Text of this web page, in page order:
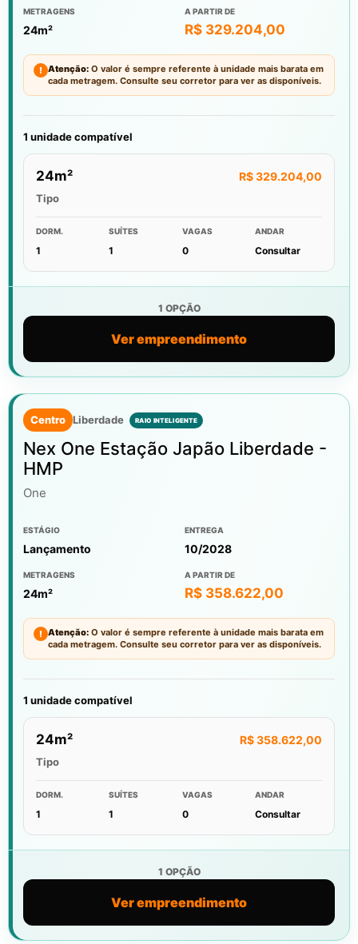
METRAGENS
24m²
A PARTIR DE
R$ 329.204,00
! Atenção: O valor é sempre referente à unidade mais barata em
cada metragem. Consulte seu corretor para ver as disponíveis.
1 unidade compatível
24m² R$ 329.204,00
Tipo
DORM.
1
SUÍTES
1
VAGAS
0
ANDAR
Consultar
1 OPÇÃO
Ver empreendimento
Centro Liberdade
Nex One Estação Japão Liberdade -
HMP
One
ESTÁGIO
Lançamento
ENTREGA
10/2028
METRAGENS
24m²
A PARTIR DE
R$ 358.622,00
! Atenção: O valor é sempre referente à unidade mais barata em
cada metragem. Consulte seu corretor para ver as disponíveis.
1 unidade compatível
24m² R$ 358.622,00
Tipo
DORM.
1
SUÍTES
1
VAGAS
0
ANDAR
Consultar
1 OPÇÃO
Ver empreendimento